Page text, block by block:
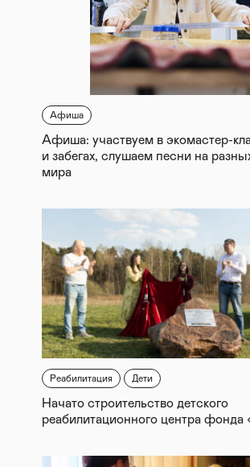
Афиша
Афиша: участвуем в экомастер-
и забегах, слушаем песни на
мира
Реабилитация Дети
Начато строительство детского
реабилитационного центра фонда